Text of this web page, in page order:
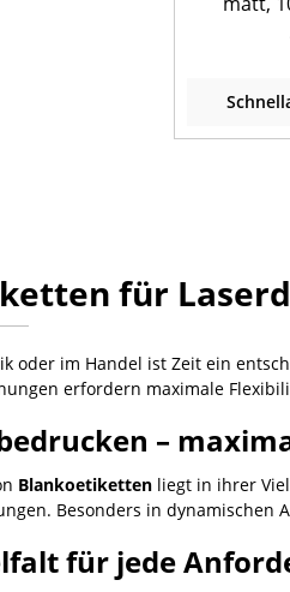
für
oder im Handel ist Zeit ein
erfordern maximale
–
Blankoetiketten liegt in ihrer
Besonders in dynamischen
für jede